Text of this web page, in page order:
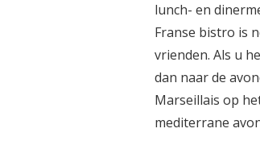
lunch- en
Franse bistro is
vrienden. Als u
dan naar de
Marseillais op
mediterrane